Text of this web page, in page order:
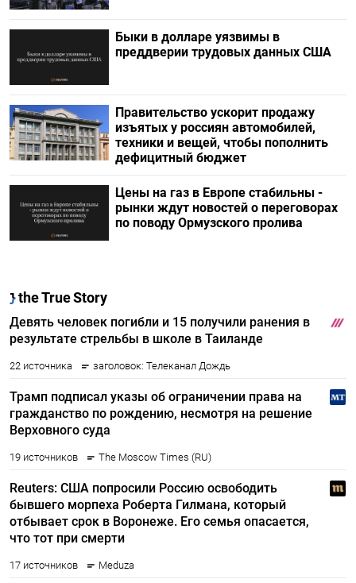
Быки в долларе уязвимы в
преддверии трудовых данных США
Правительство ускорит продажу
изъятых у россиян автомобилей,
техники и вещей, чтобы пополнить
дефицитный бюджет
Цены на газ в Европе стабильны -
рынки ждут новостей о переговорах
по поводу Ормузского пролива